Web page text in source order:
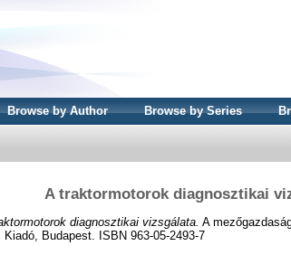
Browse by Author Browse by Series
A traktormotorok diagnosztikai
diagnosztikai vizsgálata. A
Budapest. ISBN 963-05-2493-7